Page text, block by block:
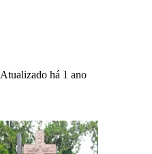
Atualizado há 1 ano